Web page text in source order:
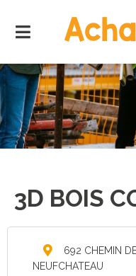
Menu
3D BOIS
692 CHEMIN
NEUFCHATEAU